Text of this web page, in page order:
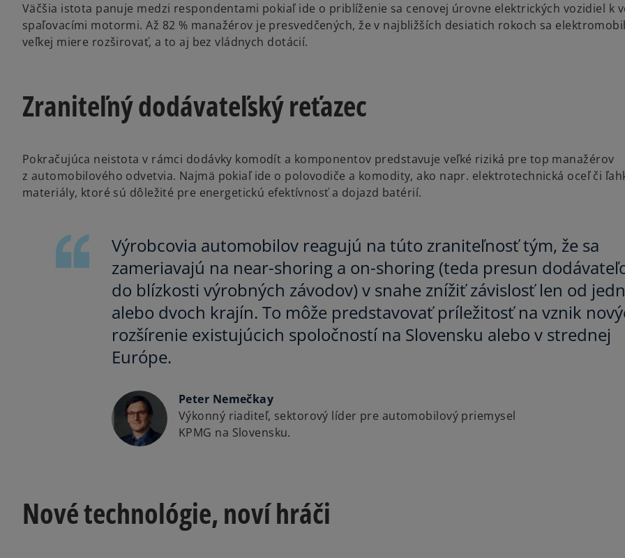
Väčšia istota panuje medzi respondentami pokiaľ ide o priblíženie sa cenovej úrovne elektrických vozidiel k
spaľovacími motormi. Až 82 % manažérov je presvedčených, že v najbližších desiatich rokoch sa
veľkej miere rozširovať, a to aj bez vládnych dotácií.
Zraniteľný dodávateľský reťazec
Pokračujúca neistota v rámci dodávky komodít a komponentov predstavuje veľké riziká pre top manažérov
z automobilového odvetvia. Najmä pokiaľ ide o polovodiče a komodity, ako napr. elektrotechnická oceľ či
materiály, ktoré sú dôležité pre energetickú efektívnosť a dojazd batérií.
Výrobcovia automobilov reagujú na túto zraniteľnosť tým, že sa
zameriavajú na near-shoring a on-shoring (teda presun
do blízkosti výrobných závodov) v snahe znížiť závislosť len od
alebo dvoch krajín. To môže predstavovať príležitosť na vznik
rozšírenie existujúcich spoločností na Slovensku alebo v strednej
Európe.
Peter Nemečkay
Výkonný riaditeľ, sektorový líder pre automobilový priemysel
KPMG na Slovensku.
Nové technológie, noví hráči